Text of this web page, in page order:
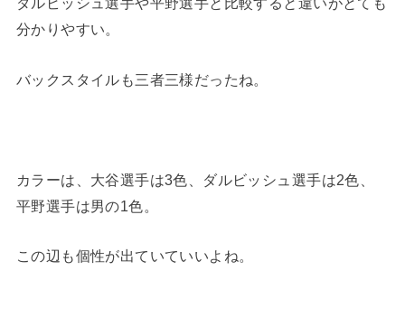
分かりやすい。
バックスタイルも三者三様だったね。
カラーは、大谷選手は3色、ダルビッシュ選手は2色、
平野選手は男の1色。
この辺も個性が出ていていいよね。